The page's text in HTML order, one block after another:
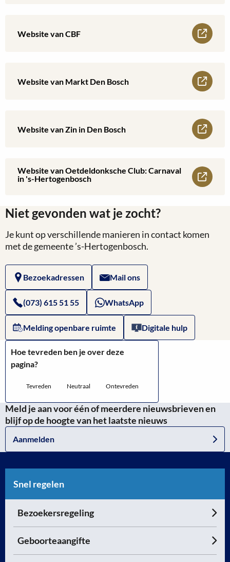
Overheid.nl:
Evenementenbeleid
Website van CBF
Lees
CBF
Website van Markt Den Bosch
Lees
Markt
Website van Zin in Den Bosch
Lees
over
van
Zin
in
Den
Bosch
Website van Oetdeldonksche Club: Carnaval
in 's-Hertogenbosch
Lees
over
Website
Oetdeldonksche
Club:
in
's-
Hertogenbosch
Niet gevonden wat je zocht?
Je kunt op verschillende manieren in contact komen
met de gemeente ’s-Hertogenbosch.
Bezoekadressen Mail ons
(073) 615 51 55 WhatsApp
Melding openbare ruimte Digitale hulp
Hoe tevreden ben je over deze
pagina?
Tevreden Neutraal Ontevreden
Meld je aan voor één of meerdere nieuwsbrieven en
blijf op de hoogte van het laatste nieuws
Aanmelden
Snel regelen
Bezoekersregeling
Geboorteaangifte